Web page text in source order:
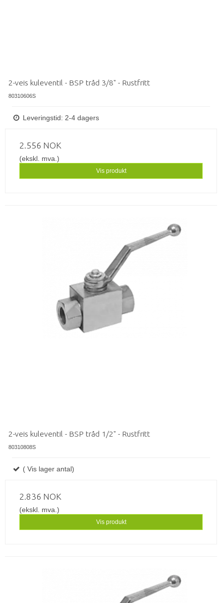
2-veis kuleventil - BSP tråd 3/8" - Rustfritt
80310606S
Leveringstid: 2-4 dagers
2.556 NOK
(ekskl. mva.)
Vis produkt
2-veis kuleventil - BSP tråd 1/2" - Rustfritt
80310808S
( Vis lager antal)
2.836 NOK
(ekskl. mva.)
Vis produkt